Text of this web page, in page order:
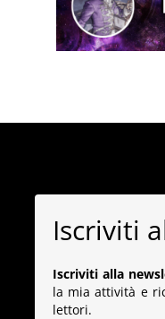
Iscriviti
Iscriviti alla
la mia attività e
lettori.